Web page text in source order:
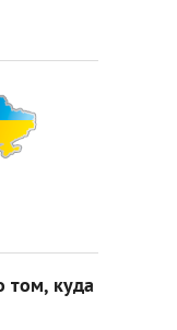
том, куда